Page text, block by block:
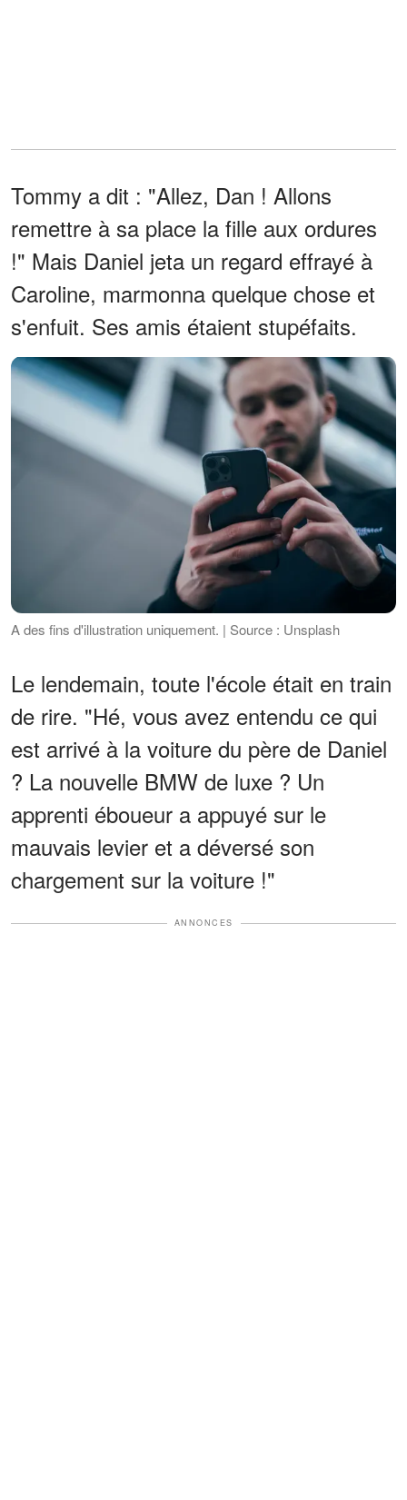
Tommy a dit : "Allez, Dan ! Allons
remettre à sa place la fille aux ordures
!" Mais Daniel jeta un regard effrayé à
Caroline, marmonna quelque chose et
s'enfuit. Ses amis étaient stupéfaits.
A des fins d'illustration uniquement. | Source : Unsplash
Le lendemain, toute l'école était en train
de rire. "Hé, vous avez entendu ce qui
est arrivé à la voiture du père de Daniel
? La nouvelle BMW de luxe ? Un
apprenti éboueur a appuyé sur le
mauvais levier et a déversé son
chargement sur la voiture !"
ANNONCES